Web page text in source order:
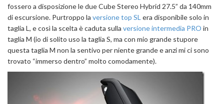
fossero a disposizione le due Cube Stereo Hybrid 27.5” da 140mm
di escursione. Purtroppo la versione top SL era disponibile solo in
taglia L, e così la scelta è caduta sulla versione intermedia PRO in
taglia M (io di solito uso la taglia S, ma con mio grande stupore
questa taglia M non la sentivo per niente grande e anzi mi ci sono
trovato “immerso dentro” molto comodamente).